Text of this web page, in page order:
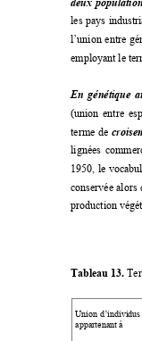
deux
les pays
l’union entre
employant le
En génétique
(union entre
terme de
lignées
1950, le
conservée alors
production
Tableau 13.
Union d’individus
appartenant à